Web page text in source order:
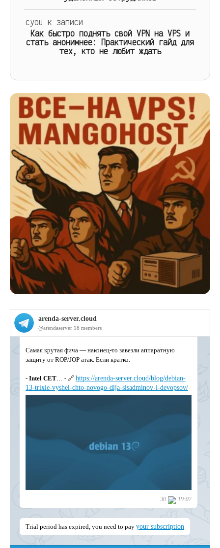
cyou к записи
Как быстро поднять свой VPN на VPS и
стать анонимнее: Практический гайд для
тех, кто не любит ждать